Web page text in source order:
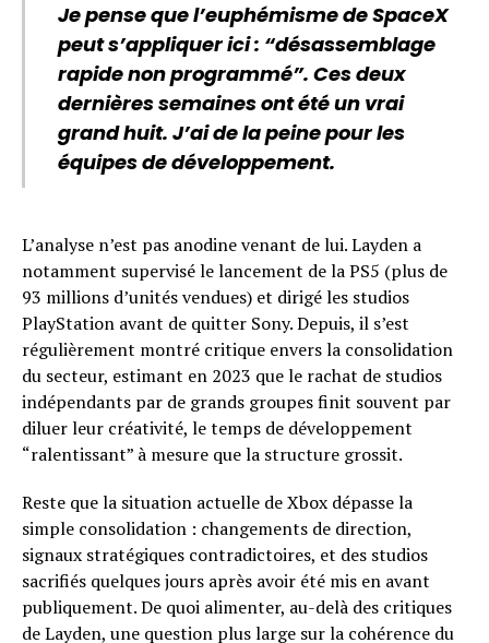
Je pense que l’euphémisme de SpaceX
peut s’appliquer ici : “désassemblage
rapide non programmé”. Ces deux
dernières semaines ont été un vrai
grand huit. J’ai de la peine pour les
équipes de développement.
L’analyse n’est pas anodine venant de lui. Layden a
notamment supervisé le lancement de la PS5 (plus de
93 millions d’unités vendues) et dirigé les studios
PlayStation avant de quitter Sony. Depuis, il s’est
régulièrement montré critique envers la consolidation
du secteur, estimant en 2023 que le rachat de studios
indépendants par de grands groupes finit souvent par
diluer leur créativité, le temps de développement
“ralentissant” à mesure que la structure grossit.
Reste que la situation actuelle de Xbox dépasse la
simple consolidation : changements de direction,
signaux stratégiques contradictoires, et des studios
sacrifiés quelques jours après avoir été mis en avant
publiquement. De quoi alimenter, au-delà des critiques
de Layden, une question plus large sur la cohérence du